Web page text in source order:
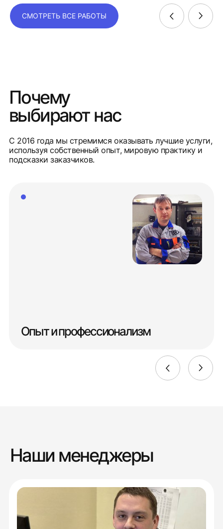
СМОТРЕТЬ ВСЕ РАБОТЫ
Почему
выбирают нас
С 2016 года мы стремимся оказывать лучшие услуги,
используя собственный опыт, мировую практику и
подсказки заказчиков.
Опыт и профессионализм
Наши менеджеры